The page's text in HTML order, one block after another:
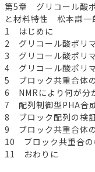
第5章 グリコール酸
と材料特性 松本謙一
1 はじめに
2 グリコール酸ポリ
3 グリコール酸ポリ
4 グリコール酸ポリ
5 ブロック共重合体
6 NMRにより何が分
7 配列制御型PHA合
8 ブロック配列の検
9 ブロック共重合体
10 ブロック共重合の
11 おわりに